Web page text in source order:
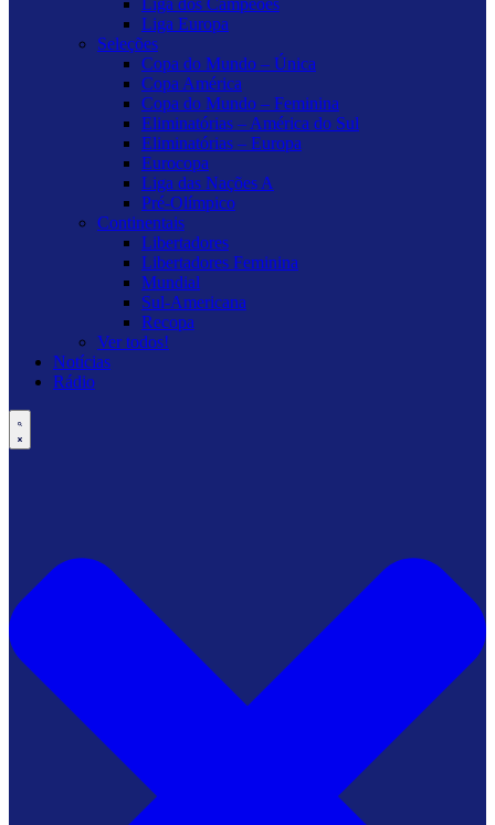
Liga Europa
Seleções
Copa do Mundo – Única
Copa América
Copa do Mundo – Feminina
Eliminatórias – América do Sul
Eliminatórias – Europa
Eurocopa
Liga das Nações A
Pré-Olímpico
Continentais
Libertadores
Libertadores Feminina
Mundial
Sul-Americana
Recopa
Ver todos!
Notícias
Rádio